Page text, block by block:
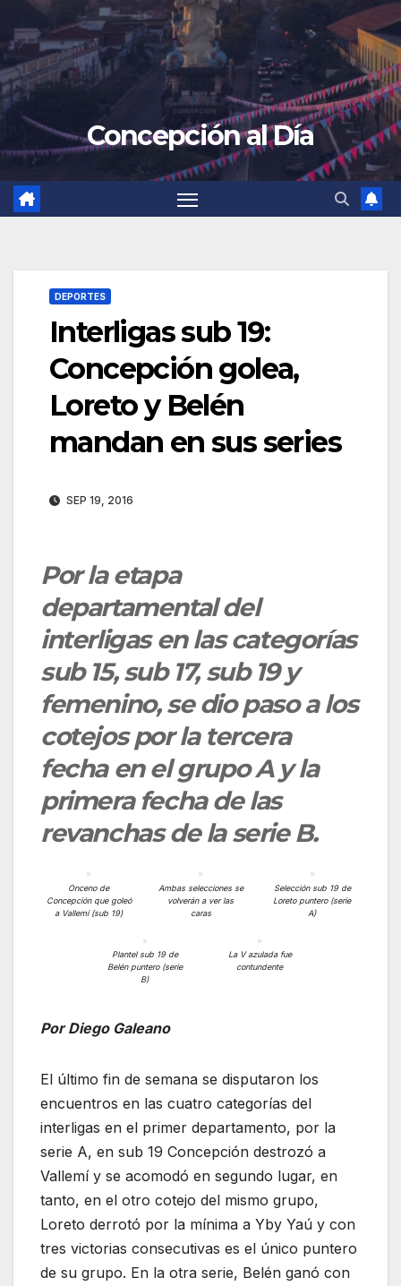
Concepción al Día
DEPORTES
Interligas sub 19:
Concepción golea,
Loreto y Belén
mandan en sus series
SEP 19, 2016
Por la etapa
departamental del
interligas en las categorías
sub 15, sub 17, sub 19 y
femenino, se dio paso a los
cotejos por la tercera
fecha en el grupo A y la
primera fecha de las
revanchas de la serie B.
Onceno de
Concepción que goleó
a Vallemí (sub 19)
Ambas selecciones se
volverán a ver las
caras
Selección sub 19 de
Loreto puntero (serie
A)
Plantel sub 19 de
Belén puntero (serie
B)
La V azulada fue
contundente
Por Diego Galeano
El último fin de semana se disputaron los
encuentros en las cuatro categorías del
interligas en el primer departamento, por la
serie A, en sub 19 Concepción destrozó a
Vallemí y se acomodó en segundo lugar, en
tanto, en el otro cotejo del mismo grupo,
Loreto derrotó por la mínima a Yby Yaú y con
tres victorias consecutivas es el único puntero
de su grupo. En la otra serie, Belén ganó con